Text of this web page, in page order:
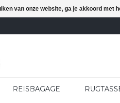
REISBAGAGE
van onze website, ga je akkoord met